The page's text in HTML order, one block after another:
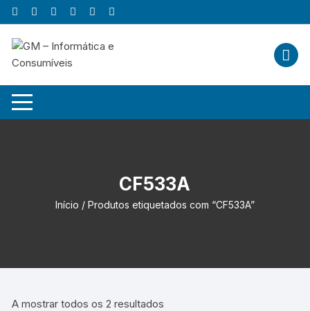
Skip
to
content
CF533A
Início / Produtos etiquetados com “CF533A”
A mostrar todos os 2 resultados